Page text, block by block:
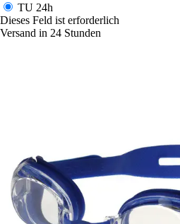
TU 24h
Dieses Feld ist erforderlich
Versand in 24 Stunden